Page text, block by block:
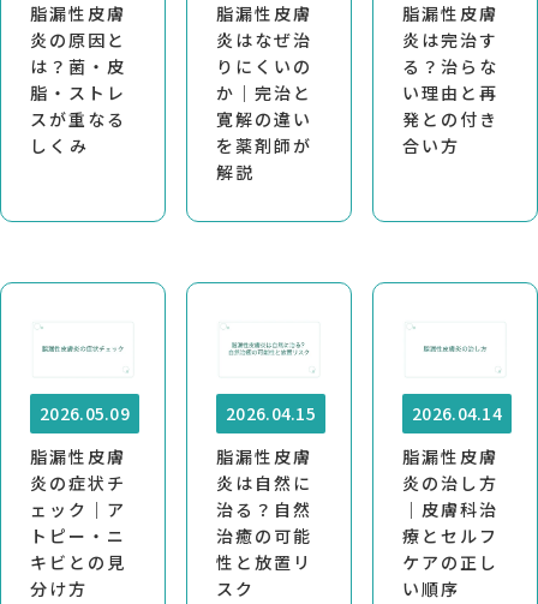
脂漏性皮膚
炎の原因と
は？菌・皮
脂・ストレ
スが重なる
しくみ
脂漏性皮膚
炎はなぜ治
りにくいの
か｜完治と
寛解の違い
を薬剤師が
解説
脂漏性皮膚
炎は完治す
る？治らな
い理由と再
発との付き
合い方
2026.05.09
脂漏性皮膚
炎の症状チ
ェック｜ア
トピー・ニ
キビとの見
分け方
2026.04.15
脂漏性皮膚
炎は自然に
治る？自然
治癒の可能
性と放置リ
スク
2026.04.14
脂漏性皮膚
炎の治し方
｜皮膚科治
療とセルフ
ケアの正し
い順序